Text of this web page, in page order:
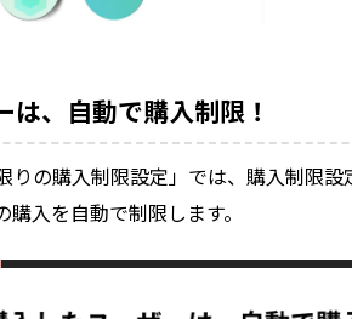
、自動で購入制限！
りの購入制限設定」では、購入制限
入を自動で制限します。